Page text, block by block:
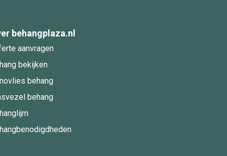
behangplaza.nl
aanvragen
bekijken
behang
behang